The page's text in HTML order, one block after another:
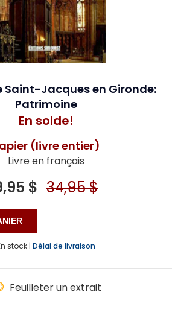
Saint-Jacques en Gironde:
Patrimoine
En solde!
(livre entier)
Livre en français
$ 34,95 $
stock | Délai de livraison
Feuilleter un extrait